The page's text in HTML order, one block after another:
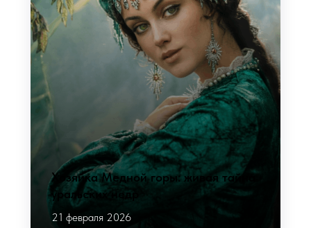
Хозяйка Медной горы: живая тайна
уральских недр
21 февраля 2026